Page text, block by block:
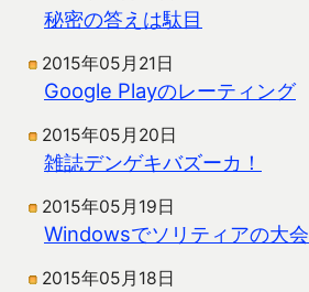
秘密の答えは駄目
2015年05月21日
Google Playのレーティング
2015年05月20日
雑誌デンゲキバズーカ！
2015年05月19日
Windowsでソリティアの大会
2015年05月18日